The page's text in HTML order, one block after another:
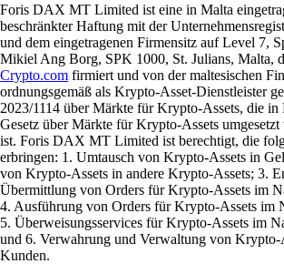
Foris DAX MT Limited ist eine in Malta
beschränkter Haftung mit der
und dem eingetragenen Firmensitz auf Level 7,
Mikiel Ang Borg, SPK 1000, St. Julians, Malta,
Crypto.com firmiert und von der maltesischen
ordnungsgemäß als Krypto-Asset-Dienstleister
2023/1114 über Märkte für Krypto-Assets, die in
Gesetz über Märkte für Krypto-Assets umgesetzt
ist. Foris DAX MT Limited ist berechtigt, die
erbringen: 1. Umtausch von Krypto-Assets in
von Krypto-Assets in andere Krypto-Assets; 3.
Übermittlung von Orders für Krypto-Assets im
4. Ausführung von Orders für Krypto-Assets im
5. Überweisungsservices für Krypto-Assets im
und 6. Verwahrung und Verwaltung von Krypto-
Kunden.